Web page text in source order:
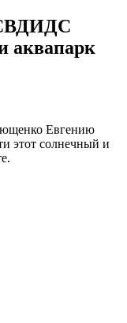
аквапарк
Евгению
этот солнечный и